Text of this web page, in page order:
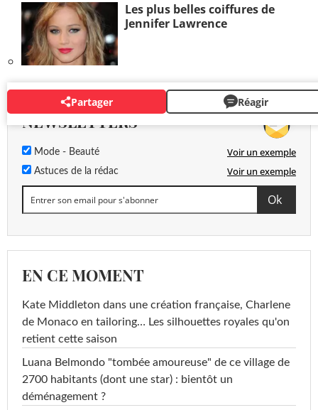
Les plus belles coiffures de
Jennifer Lawrence
Partager Réagir
NEWSLETTERS
Mode - Beauté Voir un exemple
Astuces de la rédac Voir un exemple
EN CE MOMENT
Kate Middleton dans une création française, Charlene
de Monaco en tailoring… Les silhouettes royales qu'on
retient cette saison
Luana Belmondo "tombée amoureuse" de ce village de
2700 habitants (dont une star) : bientôt un
déménagement ?